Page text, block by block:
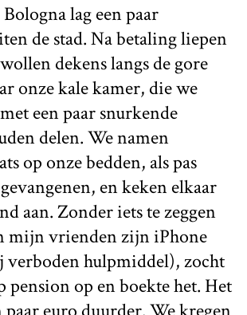
lag een paar
de stad. Na betaling liepen
dekens langs de gore
onze kale kamer, die we
een paar snurkende
delen. We namen
op onze bedden, als pas
en keken elkaar
aan. Zonder iets te zeggen
mijn vrienden zijn iPhone
verboden hulpmiddel), zocht
pension op en boekte het. Het